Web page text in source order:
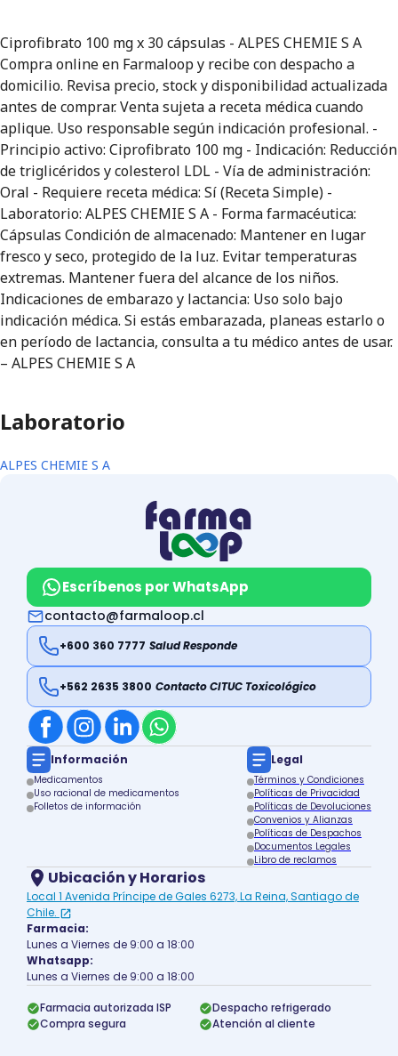
Ciprofibrato 100 mg x 30 cápsulas - ALPES CHEMIE S A
Compra online en Farmaloop y recibe con despacho a
domicilio. Revisa precio, stock y disponibilidad actualizada
antes de comprar. Venta sujeta a receta médica cuando
aplique. Uso responsable según indicación profesional. -
Principio activo: Ciprofibrato 100 mg - Indicación: Reducción
de triglicéridos y colesterol LDL - Vía de administración:
Oral - Requiere receta médica: Sí (Receta Simple) -
Laboratorio: ALPES CHEMIE S A - Forma farmacéutica:
Cápsulas Condición de almacenado: Mantener en lugar
fresco y seco, protegido de la luz. Evitar temperaturas
extremas. Mantener fuera del alcance de los niños.
Indicaciones de embarazo y lactancia: Uso solo bajo
indicación médica. Si estás embarazada, planeas estarlo o
en período de lactancia, consulta a tu médico antes de usar.
– ALPES CHEMIE S A
Laboratorio
ALPES CHEMIE S A
Escríbenos por WhatsApp
contacto@farmaloop.cl
+600 360 7777 Salud Responde
+562 2635 3800 Contacto CITUC Toxicológico
Información
Medicamentos
Uso racional de medicamentos
Folletos de información
Legal
Términos y Condiciones
Políticas de Privacidad
Políticas de Devoluciones
Convenios y Alianzas
Políticas de Despachos
Documentos Legales
Libro de reclamos
Ubicación y Horarios
Local 1 Avenida Príncipe de Gales 6273, La Reina, Santiago de
Chile.
Farmacia:
Lunes a Viernes de 9:00 a 18:00
Whatsapp:
Lunes a Viernes de 9:00 a 18:00
Farmacia autorizada ISP
Despacho refrigerado
Compra segura
Atención al cliente